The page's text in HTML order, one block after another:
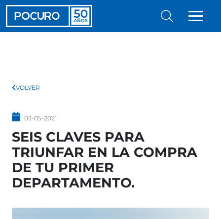
VOLVER
03-05-2021
SEIS CLAVES PARA
TRIUNFAR EN LA COMPRA
DE TU PRIMER
DEPARTAMENTO.